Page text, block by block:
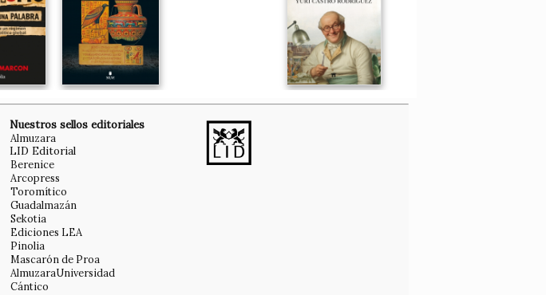
Nuestros sellos editoriales
Almuzara
LID Editorial
Berenice
Arcopress
Toromítico
Guadalmazán
Sekotia
Ediciones LEA
Pinolia
Mascarón de Proa
AlmuzaraUniversidad
Cántico